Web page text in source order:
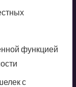
функцией
с